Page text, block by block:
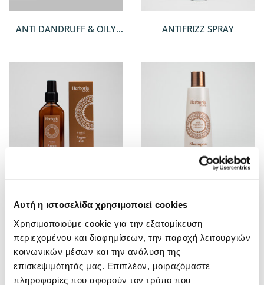
Αυτή η ιστοσελίδα χρησιμοποιεί cookies
Χρησιμοποιούμε cookie για την εξατομίκευση
περιεχομένου και διαφημίσεων, την παροχή λειτουργιών
κοινωνικών μέσων και την ανάλυση της
επισκεψιμότητάς μας. Επιπλέον, μοιραζόμαστε
πληροφορίες που αφορούν τον τρόπο που
ANTI DANDRUFF & OILY
ANTIFRIZZ SPRAY